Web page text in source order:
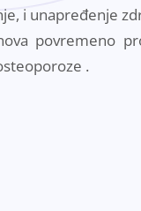
i unapređenje
povremeno
.